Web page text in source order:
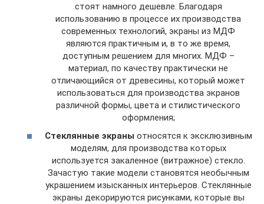
стоят намного дешевле. Благодаря
использованию в процессе их производства
современных технологий, экраны из МДФ
являются практичным и, в то же время,
доступным решением для многих. МДФ –
материал, по качеству практически не
отличающийся от древесины, который может
использоваться для производства экранов
различной формы, цвета и стилистического
оформления;
Стеклянные экраны относятся к эксклюзивным
моделям, для производства которых
используется закаленное (витражное) стекло.
Зачастую такие модели становятся необычным
украшением изысканных интерьеров. Стеклянные
экраны декорируются рисунками, которые вы